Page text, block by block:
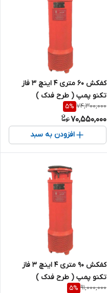
کفکش 60 متری 4 اینچ 3 فاز
تکنو پمپ ( طرح فدک )
74,300,000
5%
70,550,000
افزودن به سبد
کفکش 90 متری 4 اینچ 3 فاز
تکنو پمپ ( طرح فدک )
91,000,000
5%